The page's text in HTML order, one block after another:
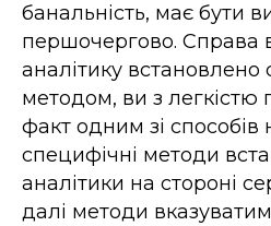
банальність, має бути
першочергово. Справа
аналітику
методом, ви з легкістю
факт одним зі
специфічні методи
аналітики на стороні
далі методи